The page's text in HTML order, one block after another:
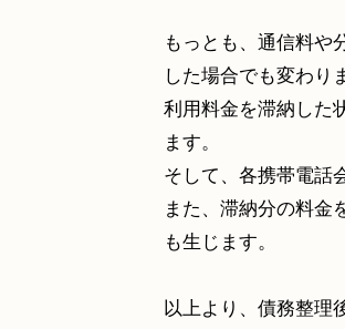
もっとも、通信料や
した場合でも変わり
利用料金を滞納した
ます。
そして、各携帯電話
また、滞納分の料金
も生じます。
以上より、債務整理